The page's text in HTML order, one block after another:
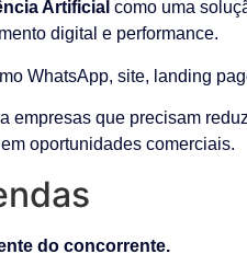
Artificial como uma
digital e performance.
WhatsApp, site, landing
empresas que precisam
oportunidades comerciais.
do concorrente.